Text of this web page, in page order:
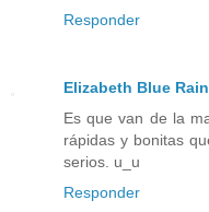
Responder
Elizabeth Blue Rain
Es que van de la
rápidas y bonitas
serios. u_u
Responder